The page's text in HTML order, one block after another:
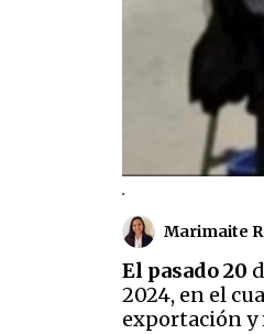
.
Marimaite
El pasado 20
2024, en el
exportación y